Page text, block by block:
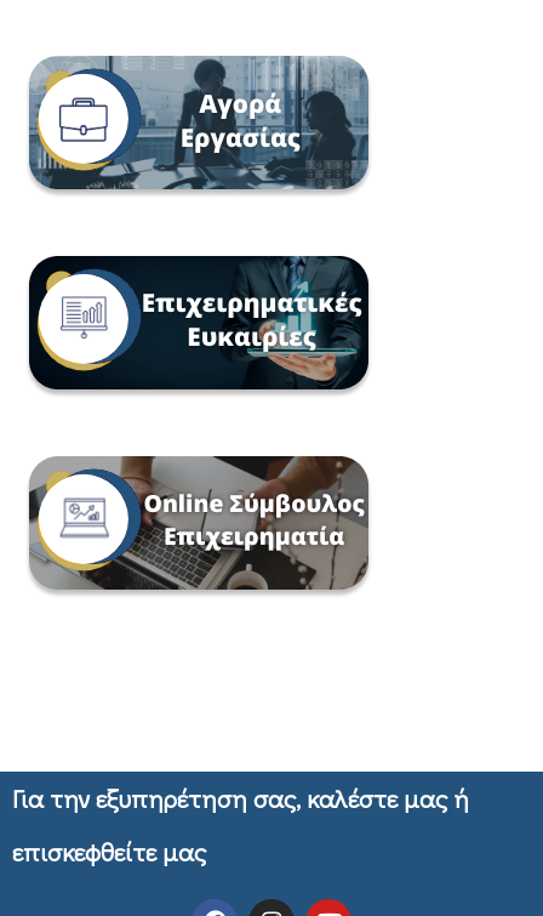
Για την εξυπηρέτηση σας, καλέστε μας ή
επισκεφθείτε μας